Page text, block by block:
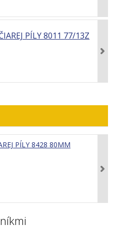
PÍLY 8011 77/13Z
PÍLY 8428 80MM